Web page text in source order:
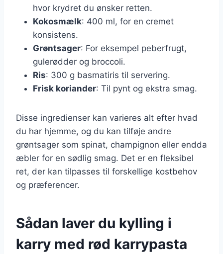
hvor krydret du ønsker retten.
Kokosmælk: 400 ml, for en cremet
konsistens.
Grøntsager: For eksempel peberfrugt,
gulerødder og broccoli.
Ris: 300 g basmatiris til servering.
Frisk koriander: Til pynt og ekstra smag.
Disse ingredienser kan varieres alt efter hvad
du har hjemme, og du kan tilføje andre
grøntsager som spinat, champignon eller endda
æbler for en sødlig smag. Det er en fleksibel
ret, der kan tilpasses til forskellige kostbehov
og præferencer.
Sådan laver du kylling i
karry med rød karrypasta